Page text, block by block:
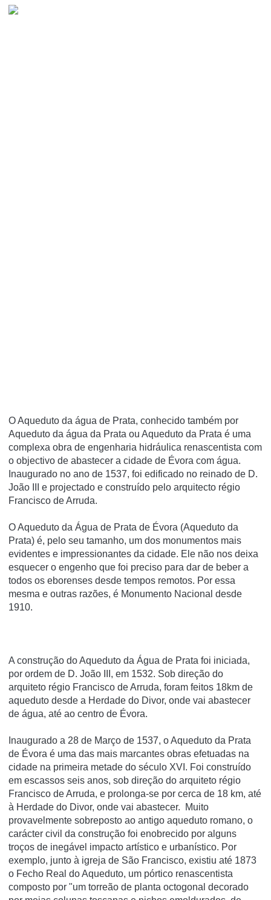
O Aqueduto da água de Prata, conhecido também por
Aqueduto da água da Prata ou Aqueduto da Prata é uma
complexa obra de engenharia hidráulica renascentista com
o objectivo de abastecer a cidade de Évora com água.
Inaugurado no ano de 1537, foi edificado no reinado de D.
João III e projectado e construí­do pelo arquitecto régio
Francisco de Arruda.
O Aqueduto da Água de Prata de Évora (Aqueduto da
Prata) é, pelo seu tamanho, um dos monumentos mais
evidentes e impressionantes da cidade. Ele não nos deixa
esquecer o engenho que foi preciso para dar de beber a
todos os eborenses desde tempos remotos. Por essa
mesma e outras razões, é Monumento Nacional desde
1910.
A construção do Aqueduto da Água de Prata foi iniciada,
por ordem de D. João III, em 1532. Sob direção do
arquiteto régio Francisco de Arruda, foram feitos 18km de
aqueduto desde a Herdade do Divor, onde vai abastecer
de água, até ao centro de Évora.
Inaugurado a 28 de Março de 1537, o Aqueduto da Prata
de Évora é uma das mais marcantes obras efetuadas na
cidade na primeira metade do século XVI. Foi construído
em escassos seis anos, sob direção do arquiteto régio
Francisco de Arruda, e prolonga-se por cerca de 18 km, até
à Herdade do Divor, onde vai abastecer. Muito
provavelmente sobreposto ao antigo aqueduto romano, o
carácter civil da construção foi enobrecido por alguns
troços de inegável impacto artístico e urbanístico. Por
exemplo, junto à igreja de São Francisco, existiu até 1873
o Fecho Real do Aqueduto, um pórtico renascentista
composto por "um torreão de planta octogonal decorado